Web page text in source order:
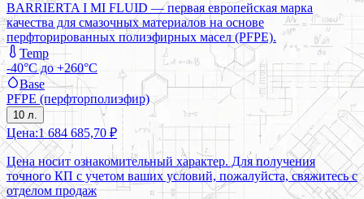
BARRIERTA I MI FLUID — первая европейская марка
качества для смазочных материалов на основе
перфторированных полиэфирных масел (PFPE).
Temp
-40°C до +260°C
Base
PFPE (перфторполиэфир)
10 л.
Цена:1 684 685,70 ₽
Цена носит ознакомительный характер. Для получения
точного КП с учетом ваших условий, пожалуйста, свяжитесь с
отделом продаж